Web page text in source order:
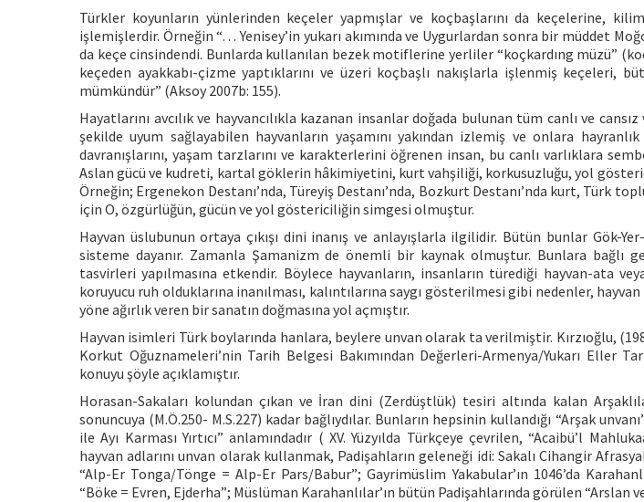
Türkler koyunların yünlerinden keçeler yapmışlar ve koçbaşlarını da keçelerine,
işlemişlerdir. Örneğin “… Yenisey’in yukarı akımında ve Uygurlardan sonra bir müddet
da keçe cinsindendi. Bunlarda kullanılan bezek motiflerine yerliler “koçkardıng müzü”
keçeden ayakkabı-çizme yaptıklarını ve üzeri koçbaşlı nakışlarla işlenmiş keçeleri,
mümkündür” (Aksoy 2007b: 155).
Hayatlarını avcılık ve hayvancılıkla kazanan insanlar doğada bulunan tüm canlı ve
şekilde uyum sağlayabilen hayvanların yaşamını yakından izlemiş ve onlara hayranlık
davranışlarını, yaşam tarzlarını ve karakterlerini öğrenen insan, bu canlı varlıklara
Aslan gücü ve kudreti, kartal göklerin hâkimiyetini, kurt vahşiliği, korkusuzluğu, yol
Örneğin; Ergenekon Destanı’nda, Türeyiş Destanı’nda, Bozkurt Destanı’nda kurt, Türk
için O, özgürlüğün, gücün ve yol göstericiliğin simgesi olmuştur.
Hayvan üslubunun ortaya çıkışı dini inanış ve anlayışlarla ilgilidir. Bütün bunlar Gök-
sisteme dayanır. Zamanla Şamanizm de önemli bir kaynak olmuştur. Bunlara bağlı
tasvirleri yapılmasına etkendir. Böylece hayvanların, insanların türediği hayvan-ata
koruyucu ruh olduklarına inanılması, kalıntılarına saygı gösterilmesi gibi nedenler,
yöne ağırlık veren bir sanatın doğmasına yol açmıştır.
Hayvan isimleri Türk boylarında hanlara, beylere unvan olarak ta verilmiştir. Kırzıoğlu,
Korkut Oğuznameleri’nin Tarih Belgesi Bakımından Değerleri-Armenya/Yukarı Eller
konuyu şöyle açıklamıştır.
Horasan-Sakaları kolundan çıkan ve İran dini (Zerdüştlük) tesiri altında kalan
sonuncuya (M.Ö.250- M.S.227) kadar bağlıydılar. Bunların hepsinin kullandığı “Arşak
ile Ayı Karması Yırtıcı” anlamındadır ( XV. Yüzyılda Türkçeye çevrilen, “Acaibü’l
hayvan adlarını unvan olarak kullanmak, Padişahların geleneği idi: Sakalı Cihangir
“Alp-Er Tonga/Tönge = Alp-Er Pars/Babur”; Gayrimüslim Yakabular’ın 1046’da
“Böke = Evren, Ejderha”; Müslüman Karahanlılar’ın bütün Padişahlarında görülen “Arslan